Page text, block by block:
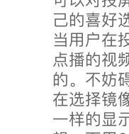
己的喜好
当用户在
点播的视
的。不妨
在选择镜
一样的显